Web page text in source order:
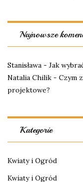
Najnowsze
Stanisława - Jak
Natalia Chilik - Czym
projektowe?
Kategorie
Kwiaty i Ogród
Kwiaty i Ogród